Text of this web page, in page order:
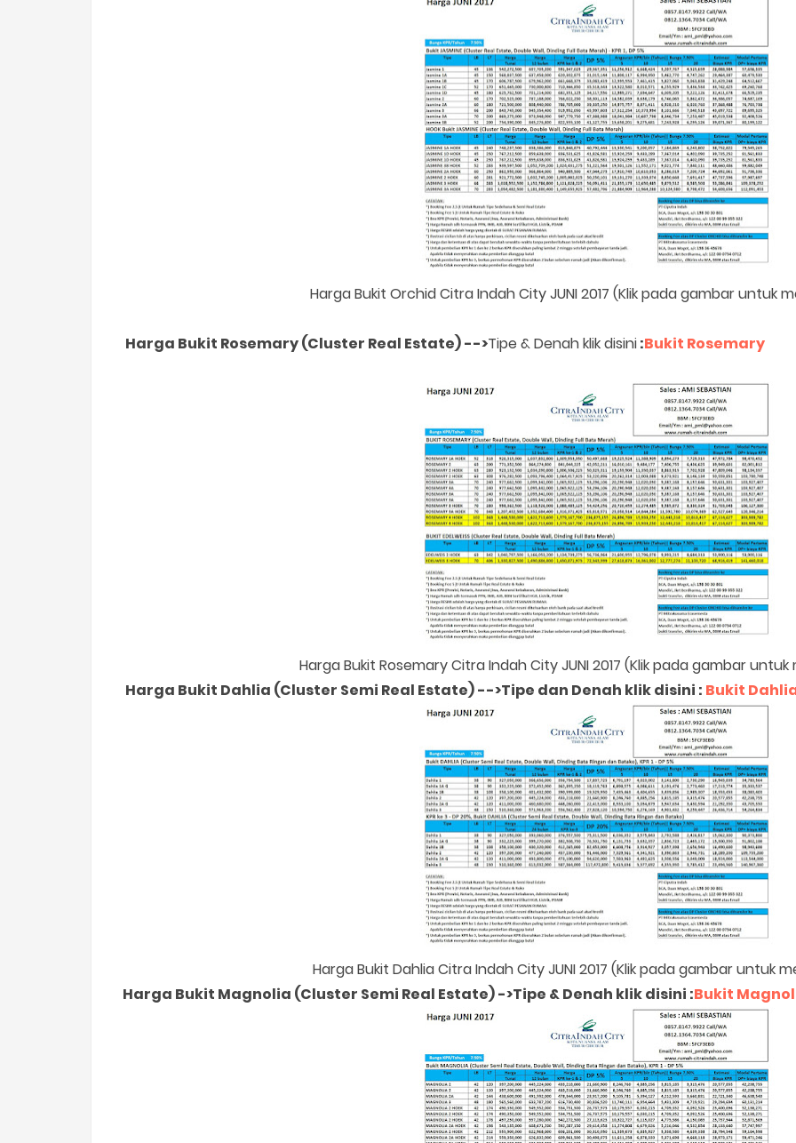
Harga Bukit Orchid Citra Indah City JUNI 2017 (Klik pada gambar untuk
Harga Bukit Rosemary (Cluster Real Estate)-->Tipe & Denah klik disini:Bukit Rosemary
Harga Bukit Rosemary Citra Indah City JUNI 2017 (Klik pada gambar
Harga Bukit Dahlia (Cluster Semi Real Estate)-->Tipe dan Denah klik disini : Bukit
Harga Bukit Dahlia Citra Indah City JUNI 2017 (Klik pada gambar untuk
Harga Bukit Magnolia (Cluster Semi Real Estate) ->Tipe & Denah klik disini :Bukit